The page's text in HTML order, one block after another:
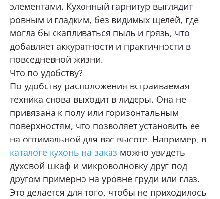
элементами. Кухонный гарнитур выглядит
ровным и гладким, без видимых щелей, где
могла бы скапливаться пыль и грязь, что
добавляет аккуратности и практичности в
повседневной жизни.
Что по удобству?
По удобству расположения встраиваемая
техника снова выходит в лидеры. Она не
привязана к полу или горизонтальным
поверхностям, что позволяет установить ее
на оптимальной для вас высоте. Например, в
каталоге кухонь на заказ можно увидеть
духовой шкаф и микроволновку друг под
другом примерно на уровне груди или глаз.
Это делается для того, чтобы не приходилось